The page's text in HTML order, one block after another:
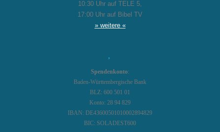
10:30 Uhr auf TELE 5,
17:00 Uhr auf Bibel TV
» weitere «
Spendenkonto:
Baden-Württembergische Bank
BLZ: 600 501 01
Konto: 28 94 829
IBAN: DE43600501010002894829
BIC: SOLADEST600